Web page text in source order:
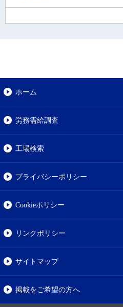
ホーム
労務需給調査
工場検索
プライバシーポリシー
Cookieポリシー
リンクポリシー
サイトマップ
掲載をご希望の方へ